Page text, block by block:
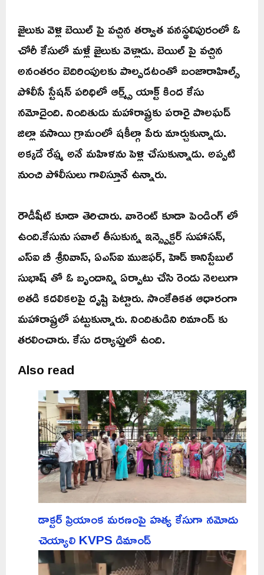
జైలుకు వెళ్లి బెయిల్ పై వచ్చిన తర్వాత వనస్థలిపురంలో ఓ
చోరీ కేసులో మళ్లీ జైలుకు వెళ్లాడు. బెయిల్ పై వచ్చిన
అనంతరం బెదిరింపులకు పాల్పడటంతో బంజారాహిల్స్
పోలీసే స్టేషన్ పరిధిలో ఆర్మ్స్ యాక్ట్ కింద కేసు
నమోదైంది. నిందితుడు మహారాష్ట్రకు పరారై పాలఘడ్
జిల్లా వసాయి గ్రామంలో షకీల్గా పేరు మార్చుకున్నాడు.
అక్కడే రేష్మ అనే మహిళను పెళ్లి చేసుకున్నాడు. అప్పటి
నుంచి పోలీసులు గాలిస్తూనే ఉన్నారు.
రౌడీషీట్ కూడా తెరిచారు. వారెంట్ కూడా పెండింగ్ లో
ఉంది.కేసును సవాల్ తీసుకున్న ఇన్స్పెక్టర్ సుహాసన్,
ఎస్ఐ బీ శ్రీనివాస్, ఏఎస్ఐ ముజఫర్, హెడ్ కానిస్టేబుల్
సుభాష్ తో ఓ బృందాన్ని ఏర్పాటు చేసి రెండు నెలలుగా
అతడి కదలికలపై దృష్టి పెట్టారు. సాంకేతికత ఆధారంగా
మహారాష్ట్రలో పట్టుకున్నారు. నిందితుడిని రిమాండ్ కు
తరలించారు. కేసు దర్యాప్తులో ఉంది.
Also read
డాక్టర్ ప్రియాంక మరణంపై హత్య కేసుగా నమోదు
చెయ్యాలి KVPS డిమాండ్